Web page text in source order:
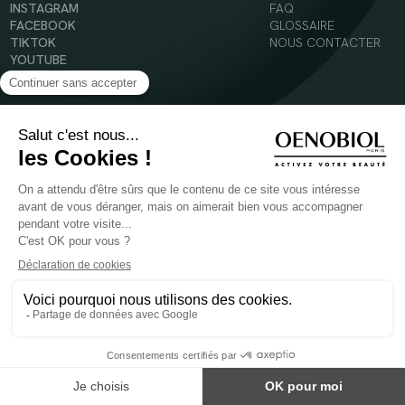
INSTAGRAM
FACEBOOK
TIKTOK
YOUTUBE
FAQ
GLOSSAIRE
NOUS CONTACTER
Mentions légales
Conditions Générales d’Utilisation
Politique en matière de cookies
POUR VOTRE SANTÉ, MANGEZ AU MOINS CINQ FRUITS ET LÉGUMES PAR JOUR -
WWW.MANGERBOUGER.FR
Les complément alimentaires doivent être utilisés dans le cadre d'un mode de vie sain et
ne pas être utilisés comme substituts d'un régimes alimentaire varié et équilibré.
Réservé à l'adulte. Consulter attentivement l'étiquetage des produits avant l'utilisation.